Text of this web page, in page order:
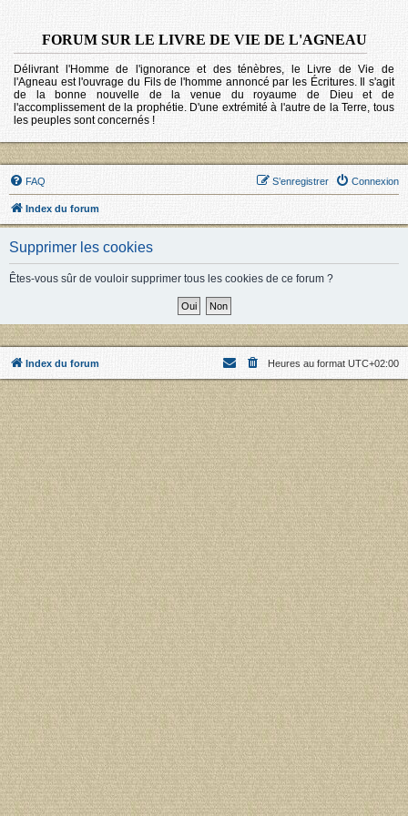
FORUM SUR LE LIVRE DE VIE DE L'AGNEAU
Délivrant l'Homme de l'ignorance et des ténèbres, le Livre de Vie de
l'Agneau est l'ouvrage du Fils de l'homme annoncé par les Écritures. Il s'agit
de la bonne nouvelle de la venue du royaume de Dieu et de
l'accomplissement de la prophétie. D'une extrémité à l'autre de la Terre, tous
les peuples sont concernés !
FAQ Connexion
S’enregistrer
Index du forum
Supprimer les cookies
Êtes-vous sûr de vouloir supprimer tous les cookies de ce forum ?
Index du forum Heures au format UTC+02:00